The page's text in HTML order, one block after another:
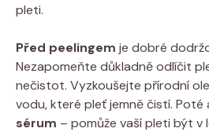
pleti.
Před peelingem je dobré
Nezapomeňte⁣ důkladně odlíčit
nečistot. Vyzkoušejte ‍přírodní
vodu, ⁢které pleť jemně čistí. Poté
sérum – pomůže vaší pleti být‌ v